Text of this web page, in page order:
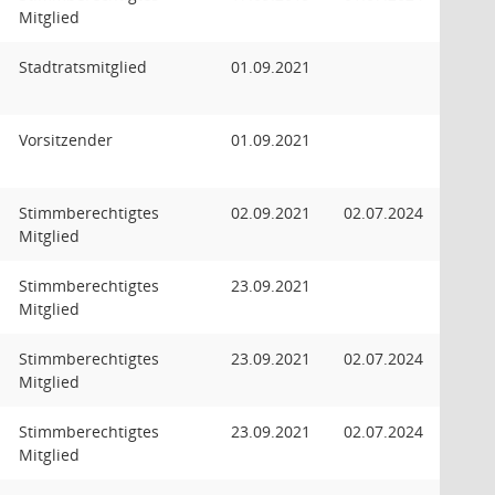
Mitglied
Stadtratsmitglied 01.09.2021
Vorsitzender 01.09.2021
Stimmberechtigtes
Mitglied
02.09.2021 02.07.2024
Stimmberechtigtes
Mitglied
23.09.2021
Stimmberechtigtes
Mitglied
23.09.2021 02.07.2024
Stimmberechtigtes
Mitglied
23.09.2021 02.07.2024